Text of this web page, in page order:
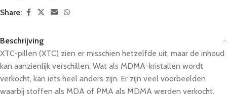
Share:
Beschrijving
XTC-pillen (XTC) zien er misschien hetzelfde uit, maar de inhoud
kan aanzienlijk verschillen. Wat als MDMA-kristallen wordt
verkocht, kan iets heel anders zijn. Er zijn veel voorbeelden
waarbij stoffen als MDA of PMA als MDMA werden verkocht.